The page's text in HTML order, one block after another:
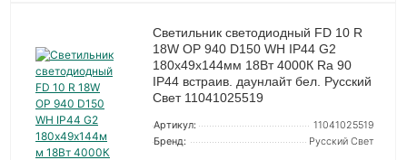
Светильник светодиодный FD 10 R
18W OP 940 D150 WH IP44 G2
180х49х144мм 18Вт 4000К Ra 90
IP44 встраив. даунлайт бел. Русский
Свет 11041025519
Артикул:
11041025519
Бренд:
Русский Свет